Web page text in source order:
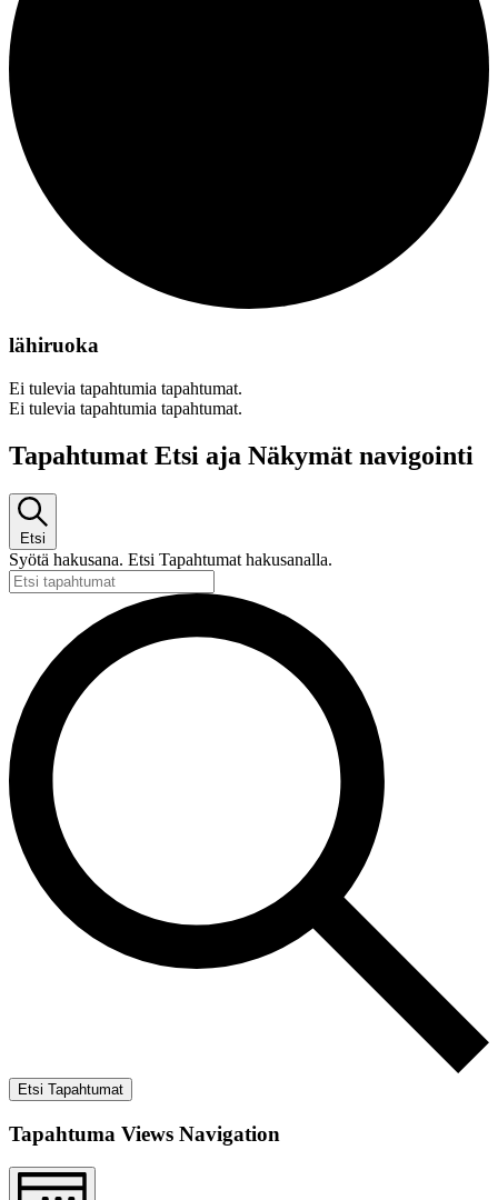
lähiruoka
Ei tulevia tapahtumia tapahtumat.
Ei tulevia tapahtumia tapahtumat.
Tapahtumat Etsi aja Näkymät navigointi
Etsi
Syötä hakusana. Etsi Tapahtumat hakusanalla.
Etsi Tapahtumat
Tapahtuma Views Navigation